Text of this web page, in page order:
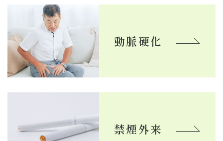
休診のお知らせ
2025.03.11
休日当番医のお知らせ
2025.03.01
3月クラブファイトスケジュール
2025.01.01
動脈硬化
禁煙外来